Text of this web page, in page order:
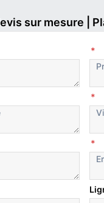
sur mesure |
*
*
*